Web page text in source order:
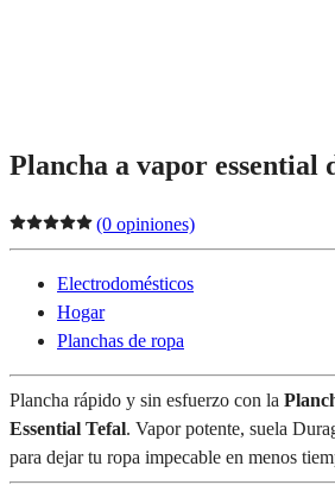
Plancha a vapor essential
(0 opiniones)
Electrodomésticos
Hogar
Planchas de ropa
Plancha rápido y sin esfuerzo con la
Essential Tefal. Vapor potente, suela
para dejar tu ropa impecable en menos